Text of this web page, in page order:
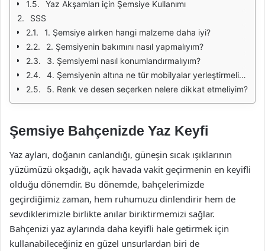
Yaz Akşamları için Şemsiye Kullanımı
SSS
1. Şemsiye alırken hangi malzeme daha iyi?
2. Şemsiyenin bakımını nasıl yapmalıyım?
3. Şemsiyemi nasıl konumlandırmalıyım?
4. Şemsiyenin altına ne tür mobilyalar yerleştirmeliyim?
5. Renk ve desen seçerken nelere dikkat etmeliyim?
Şemsiye Bahçenizde Yaz Keyfi
Yaz ayları, doğanın canlandığı, güneşin sıcak ışıklarının
yüzümüzü okşadığı, açık havada vakit geçirmenin en keyifli
olduğu dönemdir. Bu dönemde, bahçelerimizde
geçirdiğimiz zaman, hem ruhumuzu dinlendirir hem de
sevdiklerimizle birlikte anılar biriktirmemizi sağlar.
Bahçenizi yaz aylarında daha keyifli hale getirmek için
kullanabileceğiniz en güzel unsurlardan biri de